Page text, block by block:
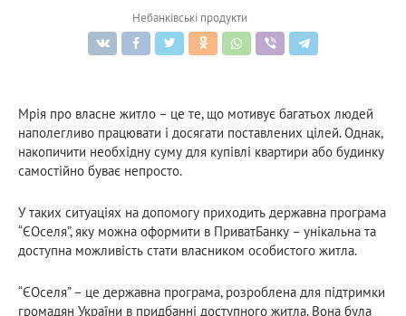
Небанківські продукти
Мрія про власне житло – це те, що мотивує багатьох людей
наполегливо працювати і досягати поставлених цілей. Однак,
накопичити необхідну суму для купівлі квартири або будинку
самостійно буває непросто.
У таких ситуаціях на допомогу приходить державна програма
“ЄОселя”, яку можна оформити в ПриватБанку – унікальна та
доступна можливість стати власником особистого житла.
“ЄОселя” – це державна програма, розроблена для підтримки
громадян України в придбанні доступного житла. Вона була